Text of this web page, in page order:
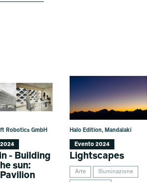
Robotics GmbH
- Building
sun:
Halo Edition, Mandalaki
Evento 2024
Lightscapes
Arte Illuminazione